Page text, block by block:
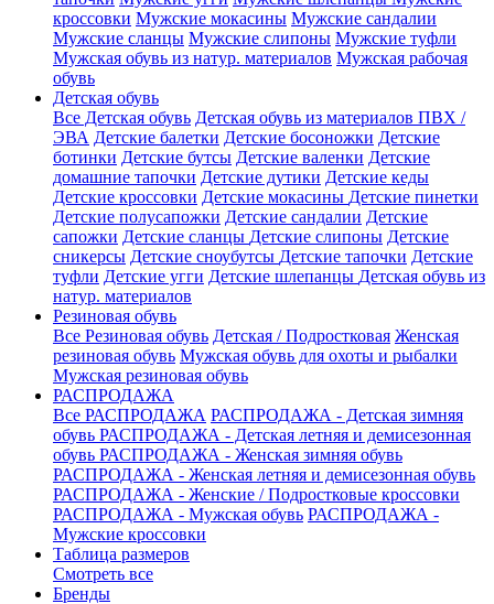
кроссовки Мужские мокасины Мужские сандалии
Мужские сланцы Мужские слипоны Мужские туфли
Мужская обувь из натур. материалов Мужская рабочая
обувь
Детская обувь
Все Детская обувь Детская обувь из материалов ПВХ /
ЭВА Детские балетки Детские босоножки Детские
ботинки Детские бутсы Детские валенки Детские
домашние тапочки Детские дутики Детские кеды
Детские кроссовки Детские мокасины Детские пинетки
Детские полусапожки Детские сандалии Детские
сапожки Детские сланцы Детские слипоны Детские
сникерсы Детские сноубутсы Детские тапочки Детские
туфли Детские угги Детские шлепанцы Детская обувь из
натур. материалов
Резиновая обувь
Все Резиновая обувь Детская / Подростковая Женская
резиновая обувь Мужская обувь для охоты и рыбалки
Мужская резиновая обувь
РАСПРОДАЖА
Все РАСПРОДАЖА РАСПРОДАЖА - Детская зимняя
обувь РАСПРОДАЖА - Детская летняя и демисезонная
обувь РАСПРОДАЖА - Женская зимняя обувь
РАСПРОДАЖА - Женская летняя и демисезонная обувь
РАСПРОДАЖА - Женские / Подростковые кроссовки
РАСПРОДАЖА - Мужская обувь РАСПРОДАЖА -
Мужские кроссовки
Таблица размеров
Смотреть все
Бренды